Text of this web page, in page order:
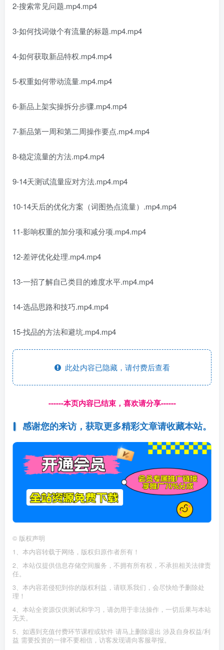
2-搜索常见问题.mp4.mp4
3-如何找词做个有流量的标题.mp4.mp4
4-如何获取新品特权.mp4.mp4
5-权重如何带动流量.mp4.mp4
6-新品上架实操拆分步骤.mp4.mp4
7-新品第一周和第二周操作要点.mp4.mp4
8-稳定流量的方法.mp4.mp4
9-14天测试流量应对方法.mp4.mp4
10-14天后的优化方案（词图热点流量）.mp4.mp4
11-影响权重的加分项和减分项.mp4.mp4
12-差评优化处理.mp4.mp4
13-一招了解自己类目的难度水平.mp4.mp4
14-选品思路和技巧.mp4.mp4
15-找品的方法和避坑.mp4.mp4
此处内容已隐藏，请付费后查看
------本页内容已结束，喜欢请分享------
感谢您的来访，获取更多精彩文章请收藏本站。
© 版权声明
1、本内容转载于网络，版权归原作者所有！
2、本站仅提供信息存储空间服务，不拥有所有权，不承担相关法律责
任。
3、本内容若侵犯到你的版权利益，请联系我们，会尽快给予删除处
理！
4、本站全资源仅供测试和学习，请勿用于非法操作，一切后果与本站
无关。
5、如遇到充值付费环节课程或软件 请马上删除退出 涉及自身权益/利
益 需要投资的一律不要相信，访客发现请向客服举报。